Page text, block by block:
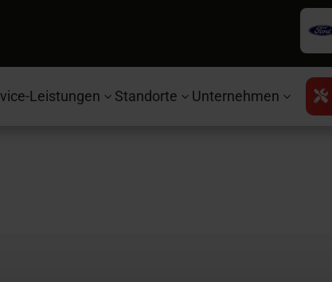
Leistungen 3 Standorte 3 Unternehmen 3 